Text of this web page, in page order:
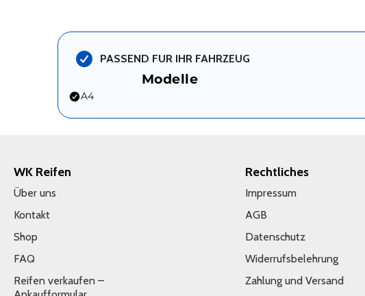
PASSEND FUR IHR FAHRZEUG
Modelle
A4
WK Reifen
Über uns
Kontakt
Shop
FAQ
Reifen verkaufen –
Rechtliches
Impressum
AGB
Datenschutz
Widerrufsbelehrung
Zahlung und Versand